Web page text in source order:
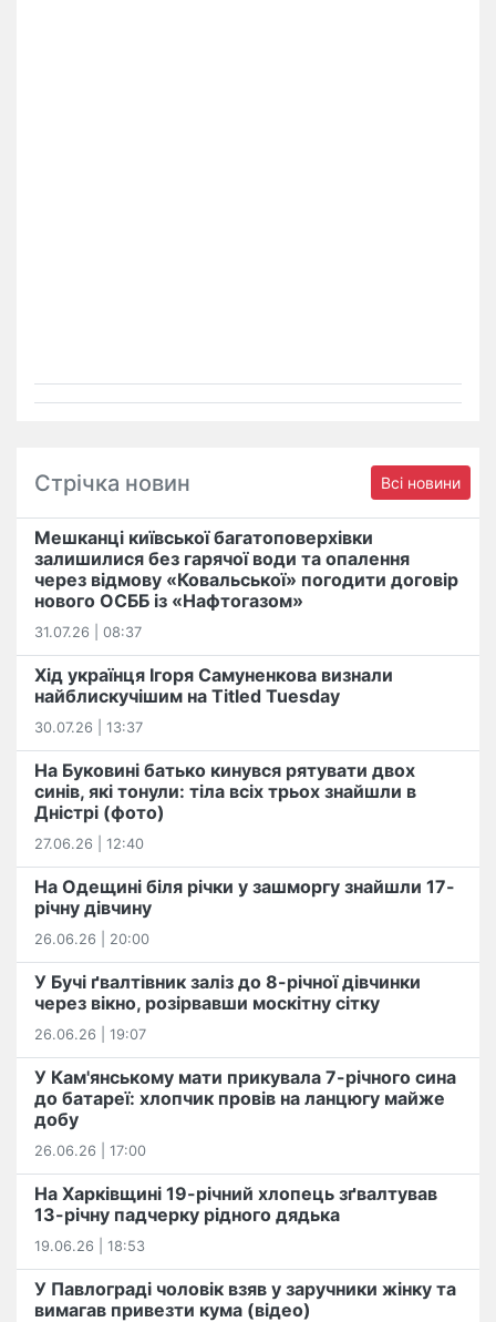
Стрічка новин Всі новини
Мешканці київської багатоповерхівки
залишилися без гарячої води та опалення
через відмову «Ковальської» погодити договір
нового ОСББ із «Нафтогазом»
31.07.26 | 08:37
Хід українця Ігоря Самуненкова визнали
найблискучішим на Titled Tuesday
30.07.26 | 13:37
На Буковині батько кинувся рятувати двох
синів, які тонули: тіла всіх трьох знайшли в
Дністрі (фото)
27.06.26 | 12:40
На Одещині біля річки у зашморгу знайшли 17-
річну дівчину
26.06.26 | 20:00
У Бучі ґвалтівник заліз до 8-річної дівчинки
через вікно, розірвавши москітну сітку
26.06.26 | 19:07
У Кам'янському мати прикувала 7-річного сина
до батареї: хлопчик провів на ланцюгу майже
добу
26.06.26 | 17:00
На Харківщині 19-річний хлопець​ ️зґвалтував
13-річну падчерку рідного дядька
19.06.26 | 18:53
У Павлограді чоловік взяв у заручники жінку та
вимагав привезти кума (відео)